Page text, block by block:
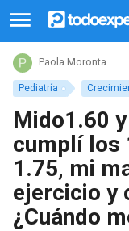
Pediatría
Paola Moronta
Mido1.60
cumplí los
1.75, mi
ejercicio y
¿Cuándo